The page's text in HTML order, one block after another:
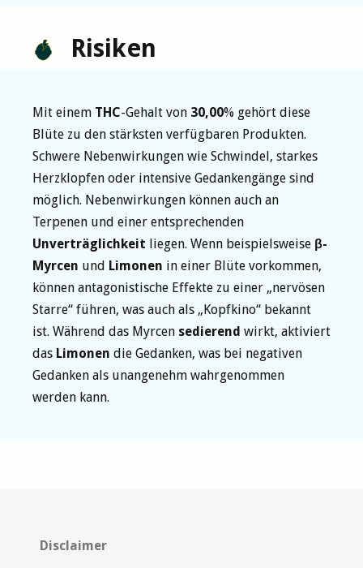
Risiken
Mit einem THC-Gehalt von 30,00% gehört diese
Blüte zu den stärksten verfügbaren Produkten.
Schwere Nebenwirkungen wie Schwindel, starkes
Herzklopfen oder intensive Gedankengänge sind
möglich. Nebenwirkungen können auch an
Terpenen und einer entsprechenden
Unverträglichkeit liegen. Wenn beispielsweise β-
Myrcen und Limonen in einer Blüte vorkommen,
können antagonistische Effekte zu einer „nervösen
Starre“ führen, was auch als „Kopfkino“ bekannt
ist. Während das Myrcen sedierend wirkt, aktiviert
das Limonen die Gedanken, was bei negativen
Gedanken als unangenehm wahrgenommen
werden kann.
Disclaimer